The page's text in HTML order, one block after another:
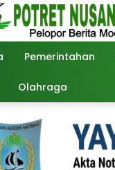
Pemerintahan
Olahraga